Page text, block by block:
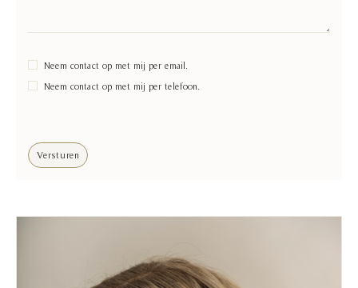
Neem contact op met mij per email.
Neem contact op met mij per telefoon.